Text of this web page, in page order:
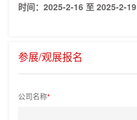
时间： 2025-2-16 至 2025-2-19
参展/观展报名
公司名称*